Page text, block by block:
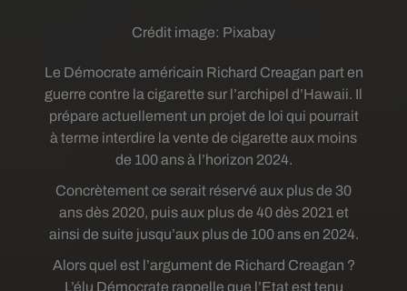
Crédit image: Pixabay
Le Démocrate américain Richard Creagan part en
guerre contre la cigarette sur l’archipel d’Hawaii. Il
prépare actuellement un projet de loi qui pourrait
à terme interdire la vente de cigarette aux moins
de 100 ans à l’horizon 2024.
Concrètement ce serait réservé aux plus de 30
ans dès 2020, puis aux plus de 40 dès 2021 et
ainsi de suite jusqu’aux plus de 100 ans en 2024.
Alors quel est l’argument de Richard Creagan ?
L’élu Démocrate rappelle que l’Etat est tenu